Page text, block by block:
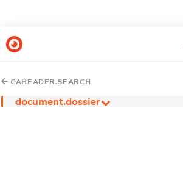
CAHEADER.SEARCH
document.dossier